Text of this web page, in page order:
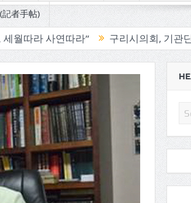
者手帖)
라” 구리시의회, 기관단체 방문으로